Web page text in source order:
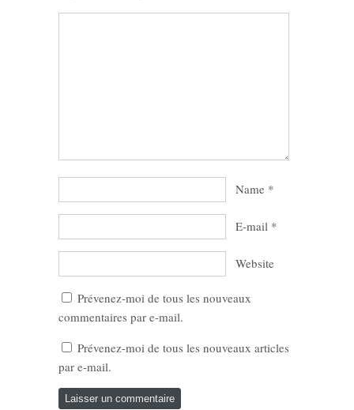
Name *
E-mail *
Website
Prévenez-moi de tous les nouveaux
commentaires par e-mail.
Prévenez-moi de tous les nouveaux articles
par e-mail.